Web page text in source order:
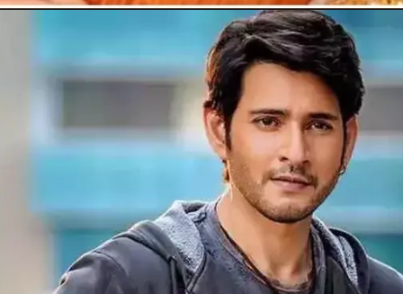
https://stechtips.com/